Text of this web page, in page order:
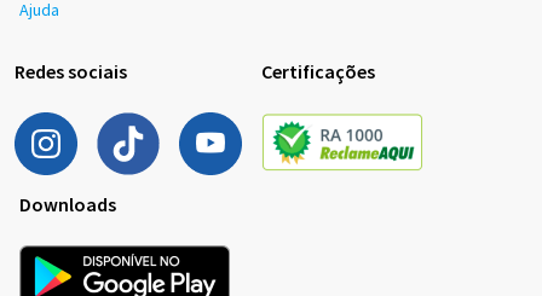
Ajuda
Redes sociais Certificações
Downloads